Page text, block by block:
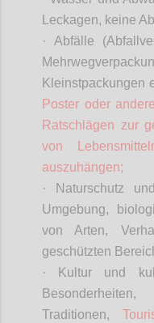
Leckagen, keine
· Abfälle
Kleinstpackungen
Poster oder
Ratschlägen zur
von
auszuhängen;
· Naturschutz
Umgebung,
von Arten,
geschützten
· Kultur und
Traditionen,